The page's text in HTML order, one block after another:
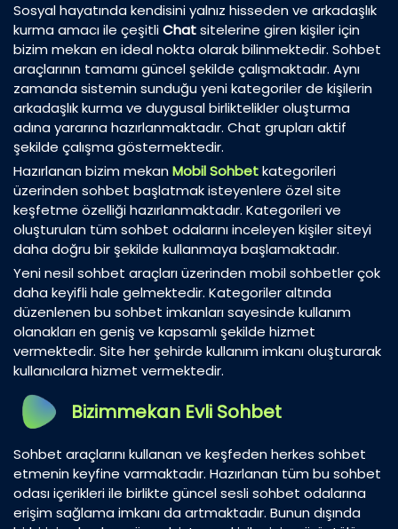
Sosyal hayatında kendisini yalnız hisseden ve arkadaşlık
kurma amacı ile çeşitliChatsitelerine giren kişiler için
bizim mekan en ideal nokta olarak bilinmektedir. Sohbet
araçlarının tamamı güncel şekilde çalışmaktadır. Aynı
zamanda sistemin sunduğu yeni kategoriler de kişilerin
arkadaşlık kurma ve duygusal birliktelikler oluşturma
adına yararına hazırlanmaktadır. Chat grupları aktif
şekilde çalışma göstermektedir.
Hazırlanan bizim mekanMobil Sohbetkategorileri
üzerinden sohbet başlatmak isteyenlere özel site
keşfetme özelliği hazırlanmaktadır. Kategorileri ve
oluşturulan tüm sohbet odalarını inceleyen kişiler siteyi
daha doğru bir şekilde kullanmaya başlamaktadır.
Yeni nesil sohbet araçları üzerinden mobil sohbetler çok
daha keyifli hale gelmektedir. Kategoriler altında
düzenlenen bu sohbet imkanları sayesinde kullanım
olanakları en geniş ve kapsamlı şekilde hizmet
vermektedir. Site her şehirde kullanım imkanı oluşturarak
kullanıcılara hizmet vermektedir.
Bizimmekan Evli Sohbet
Sohbet araçlarını kullanan ve keşfeden herkes sohbet
etmenin keyfine varmaktadır. Hazırlanan tüm bu sohbet
odası içerikleri ile birlikte güncel sesli sohbet odalarına
erişim sağlama imkanı da artmaktadır. Bunun dışında